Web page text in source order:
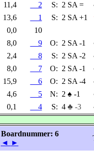
11,4
2 S: 2 SA =
13,6
1 S: 2 SA +1
0,0
10
8,0
9 O: 2 SA -1
2,4
8 S: 2 SA -2
8,0
7 O: 2 SA -1
15,9
6 O: 2 SA -4
4,6
5 N: 2 ♠ -1
0,1
4 S: 4 ♣ -3
Boardnummer: 6
◄ ►